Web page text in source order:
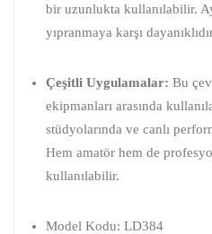
bir uzunlukta kullanılabilir.
yıpranmaya karşı
Çeşitli Uygulamalar: Bu
ekipmanları arasında
stüdyolarında ve canlı
Hem amatör hem de
kullanılabilir.
Model Kodu: LD384